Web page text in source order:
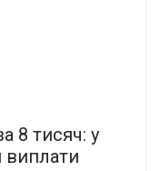
8 тисяч: у
виплати